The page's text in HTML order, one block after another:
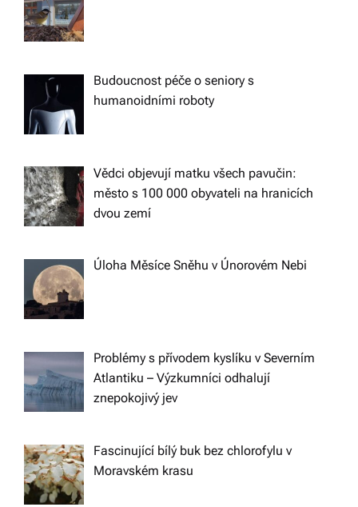
Budoucnost péče o seniory s
humanoidními roboty
Vědci objevují matku všech pavučin:
město s 100 000 obyvateli na hranicích
dvou zemí
Úloha Měsíce Sněhu v Únorovém Nebi
Problémy s přívodem kyslíku v Severním
Atlantiku – Výzkumníci odhalují
znepokojivý jev
Fascinující bílý buk bez chlorofylu v
Moravském krasu